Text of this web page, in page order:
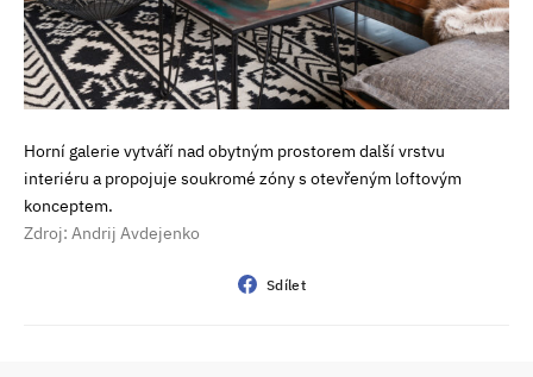
Horní galerie vytváří nad obytným prostorem další vrstvu
interiéru a propojuje soukromé zóny s otevřeným loftovým
konceptem.
Zdroj: Andrij Avdejenko
Sdílet